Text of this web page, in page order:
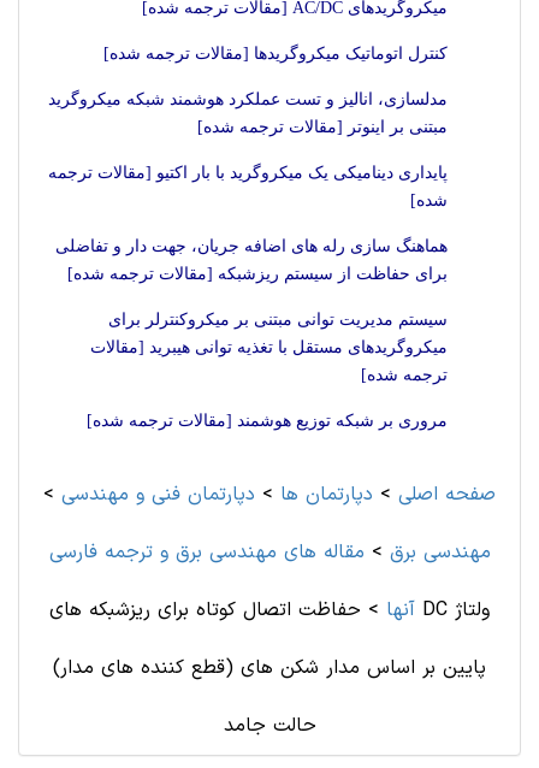
میکروگریدهای AC/DC [مقالات ترجمه شده]
کنترل اتوماتیک میکروگریدها [مقالات ترجمه شده]
مدلسازی، انالیز و تست عملکرد هوشمند شبکه میکروگرید
مبتنی بر اینوتر [مقالات ترجمه شده]
پایداری دینامیکی یک میکروگرید با بار اکتیو [مقالات ترجمه
شده]
هماهنگ سازی رله های اضافه جریان، جهت دار و تفاضلی
برای حفاظت از سیستم ریزشبکه [مقالات ترجمه شده]
سیستم مدیریت توانی مبتنی بر میکروکنترلر برای
میکروگریدهای مستقل با تغذیه توانی هیبرید [مقالات
ترجمه شده]
مروری بر شبکه توزیع هوشمند [مقالات ترجمه شده]
صفحه اصلی > دپارتمان ها > دپارتمان فنی و مهندسی >
مهندسی برق > مقاله های مهندسی برق و ترجمه فارسی
آنها > حفاظت اتصال کوتاه برای ریزشبکه های DC ولتاژ
پایین بر اساس مدار شکن های (قطع کننده های مدار)
حالت جامد